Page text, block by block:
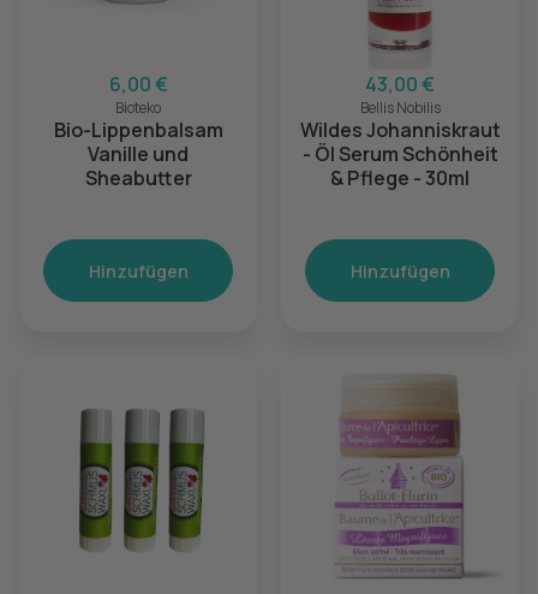
6,00 €
Bioteko
Bio-Lippenbalsam
Vanille und
Sheabutter
Hinzufügen
43,00 €
Bellis Nobilis
Wildes Johanniskraut
- Öl Serum Schönheit
& Pflege - 30ml
Hinzufügen